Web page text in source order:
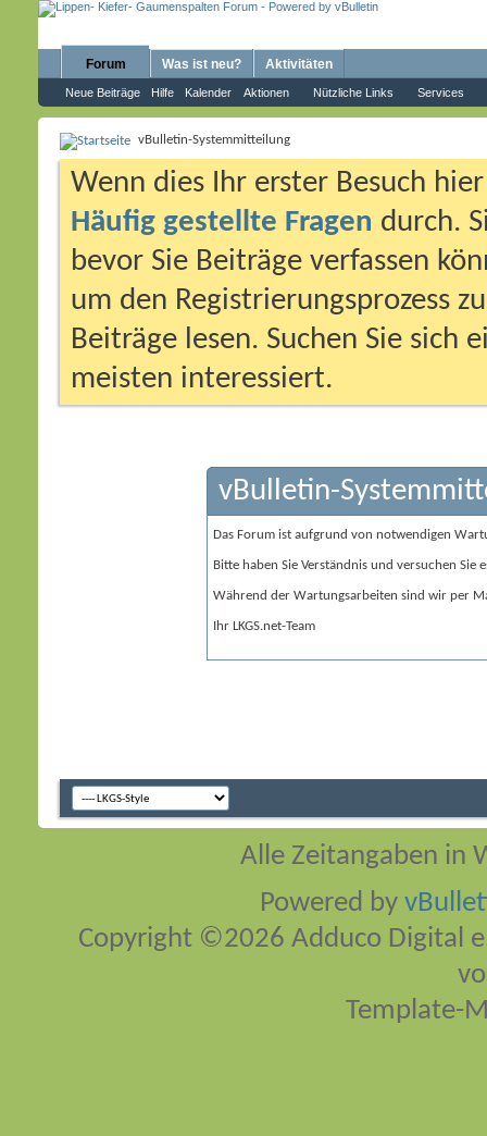
Forum
Neue Beiträge Hilfe Kalender Aktionen Nützliche Links Services
Was ist neu? Aktivitäten
vBulletin-Systemmitteilung
Wenn dies Ihr erster Besuch
Häufig gestellte Fragen durch.
bevor Sie Beiträge verfassen
um den Registrierungsprozess
Beiträge lesen. Suchen Sie sich
meisten interessiert.
vBulletin-
Das Forum ist aufgrund von notwendigen
Bitte haben Sie Verständnis und versuchen Sie
Während der Wartungsarbeiten sind wir per
Ihr LKGS.net-Team
Alle Zeitangaben in
Powered by
Copyright ©2026 Adduco Digital
Template-